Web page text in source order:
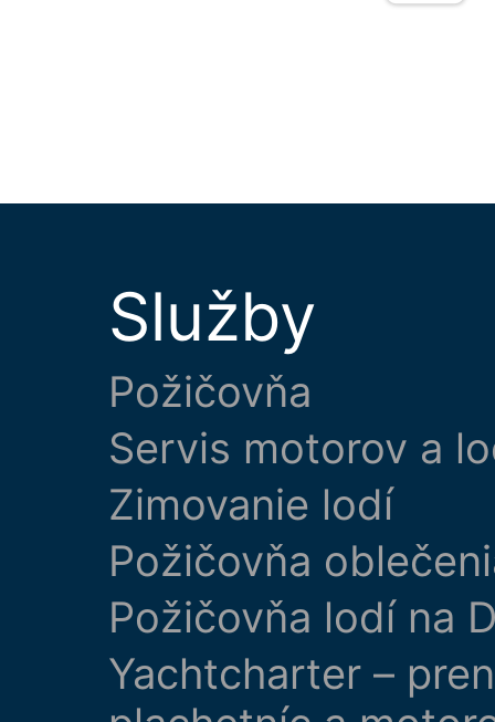
Služby
Požičovňa
Servis motorov a
Zimovanie lodí
Požičovňa
Požičovňa lodí na
Yachtcharter –